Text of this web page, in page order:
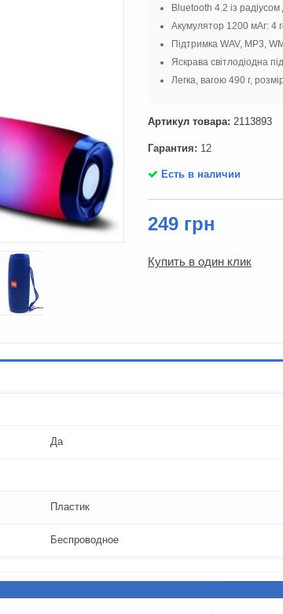
Bluetooth 4.2 із радіусом
Акумулятор 1200 мАг: 4
Підтримка WAV, MP3,
Яскрава світлодіодна
Легка, вагою 490 г,
Артикул товара: 2113893
Гарантия: 12
Есть в наличии
249 грн
Купить в один клик
Да
Пластик
Беспроводное